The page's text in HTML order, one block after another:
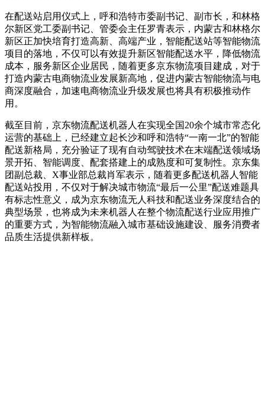
在配送站启用仪式上，呼和浩特市委副书记、副市长，和林格
尔新区党工委副书记、管委会主任罗青表示，内蒙古和林格尔
新区正加快培育打造高新、高端产业，智能配送站等智能物流
项目的落地，不仅可以有效提升新区智能配送水平，降低物流
成本，服务新区企业居民，随着更多京东物流项目建成，对于
打造内蒙古电商物流业发展新高地，促进内蒙古智能物流与电
商深度融合，加速电商物流业升级发展也将具有积极推动作
用。
截至目前，京东物流配送机器人在实现全国20余个城市常态化
运营的基础上，已经建立起长沙和呼和浩特“一南一北”的智能
配送新格局，充分验证了现有自动驾驶技术在末端配送领域场
景开拓、智能调度、配套搭建上的成熟度和可复制性。京东集
团副总裁、X事业部总裁肖军表示，随着更多配送机器人智能
配送站投用，不仅对于解决城市物流“最后一公里”配送难题具
有标志性意义，成为京东物流无人科技和配送业务深度结合的
典型场景，也将成为未来机器人在整个物流配送行业应用推广
的重要方式，为智能物流融入城市基础设施建设、服务消费者
品质生活提供新样板。